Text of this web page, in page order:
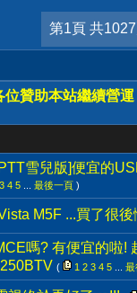
第1頁 共
位贊助本站繼續營運
雪兒版]便宜的
3 4 5 最後一頁 )
M5F ...買了很後
嗎? 有便宜的啦!
( 1 2 3 4 5 最